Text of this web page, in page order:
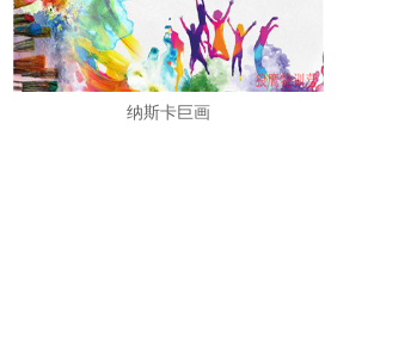
纳斯卡巨画